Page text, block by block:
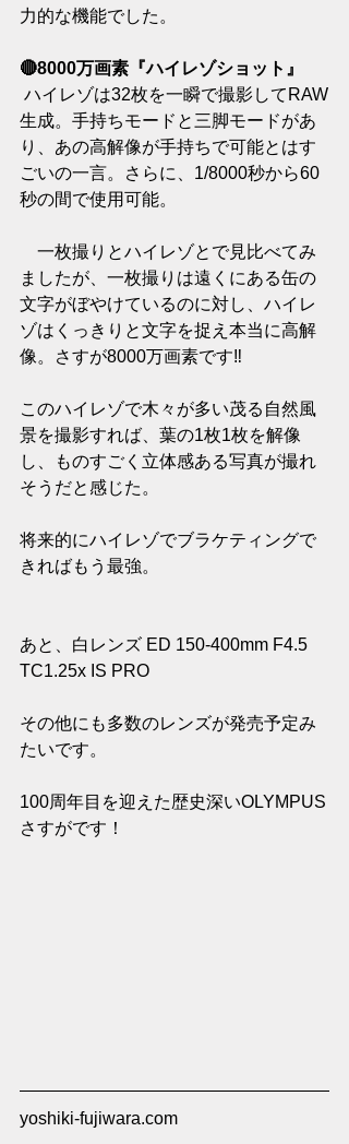
力的な機能でした。
🔴8000万画素『ハイレゾショット』
生成。手持ちモードと三脚モードがあ
り、あの高解像が手持ちで可能とはす
ごいの一言。さらに、1/8000秒から60
秒の間で使用可能。
一枚撮りとハイレゾとで見比べてみ
ましたが、一枚撮りは遠くにある缶の
文字がぼやけているのに対し、ハイレ
ゾはくっきりと文字を捉え本当に高解
像。さすが8000万画素です‼︎
このハイレゾで木々が多い茂る自然風
景を撮影すれば、葉の1枚1枚を解像
し、ものすごく立体感ある写真が撮れ
そうだと感じた。
将来的にハイレゾでブラケティングで
きればもう最強。
あと、白レンズ ED 150-400mm F4.5
TC1.25x IS PRO
その他にも多数のレンズが発売予定み
たいです。
100周年目を迎えた歴史深いOLYMPUS
さすがです！
yoshiki-fujiwara.com